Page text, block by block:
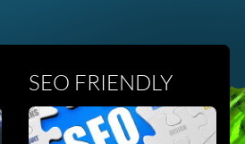
SEO FRIENDLY